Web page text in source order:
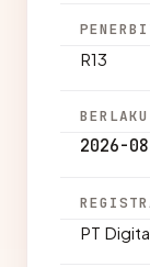
R13
2026-
PT